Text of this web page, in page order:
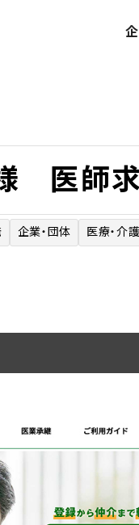
医師求
企業・団体 医療・介護